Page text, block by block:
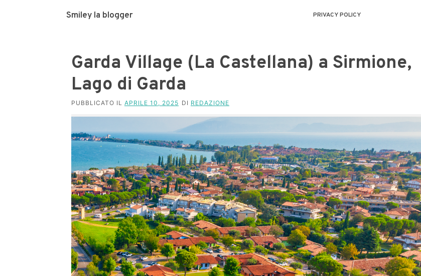
Smiley la blogger PRIVACY POLICY
Garda Village (La Castellana) a Sirmione,
Lago di Garda
PUBBLICATO IL APRILE 10, 2025 DI REDAZIONE